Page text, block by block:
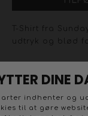
T-Shirt fra
udtryk og blød
lille slids foran i
pasform, der